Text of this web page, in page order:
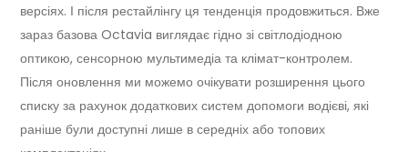
версіях. І після рестайлінгу ця тенденція продовжиться. Вже
зараз базова Octavia виглядає гідно зі світлодіодною
оптикою, сенсорною мультимедіа та клімат-контролем.
Після оновлення ми можемо очікувати розширення цього
списку за рахунок додаткових систем допомоги водієві, які
раніше були доступні лише в середніх або топових